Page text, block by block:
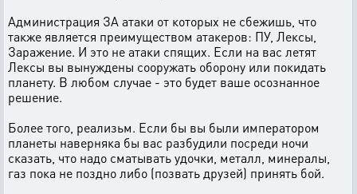
Администрация ЗА атаки от которых не сбежишь, что
также является преимуществом атакеров: ПУ, Лексы,
Заражение. И это не атаки спящих. Если на вас летят
Лексы вы вынуждены сооружать оборону или покидать
планету. В любом случае - это будет ваше осознанное
решение.
Более того, реализьм. Если бы вы были императором
планеты наверняка бы вас разбудили посреди ночи
сказать, что надо сматывать удочки, металл, минералы,
газ пока не поздно либо (позвать друзей) принять бой.